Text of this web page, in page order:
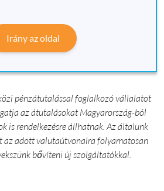
Irány az oldal
pénzátutalással foglalkozó vállalatot
az átutalásokat Magyarország-ból
is rendelkezésre állhatnak. Az általunk
az adott valutaútvonalra folyamatosan
bővíteni új szolgáltatókkal.